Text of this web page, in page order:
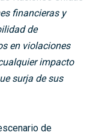
financieras y
de
en violaciones
impacto
surja de sus
de